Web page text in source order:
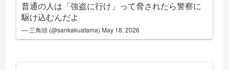
普通の人は「強盗に行け」って脅されたら警察に
駆け込むんだよ
— 三角頭 (@sankakuatama) May 18, 2026